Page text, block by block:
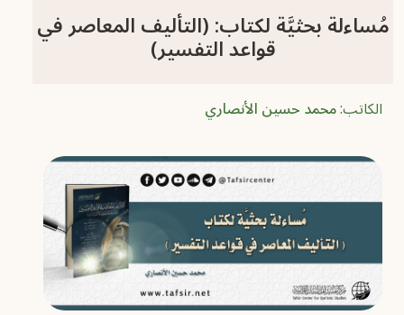
مُساءلة بحثيَّة لكتاب: (التأليف المعاصر في
قواعد التفسير)
الكاتب:محمد حسين الأنصاري